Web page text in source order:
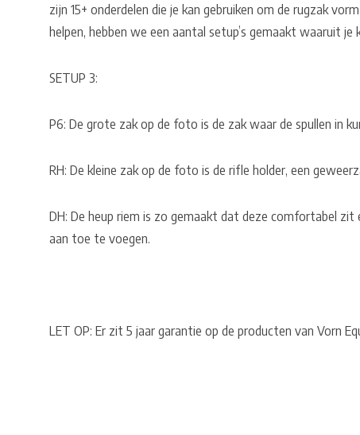
zijn 15+ onderdelen die je kan gebruiken om de rugzak
helpen, hebben we een aantal setup’s gemaakt waaruit je
SETUP 3:
P6: De grote zak op de foto is de zak waar de spullen in
RH: De kleine zak op de foto is de rifle holder, een
DH: De heup riem is zo gemaakt dat deze comfortabel
aan toe te voegen.
LET OP: Er zit 5 jaar garantie op de producten van Vorn